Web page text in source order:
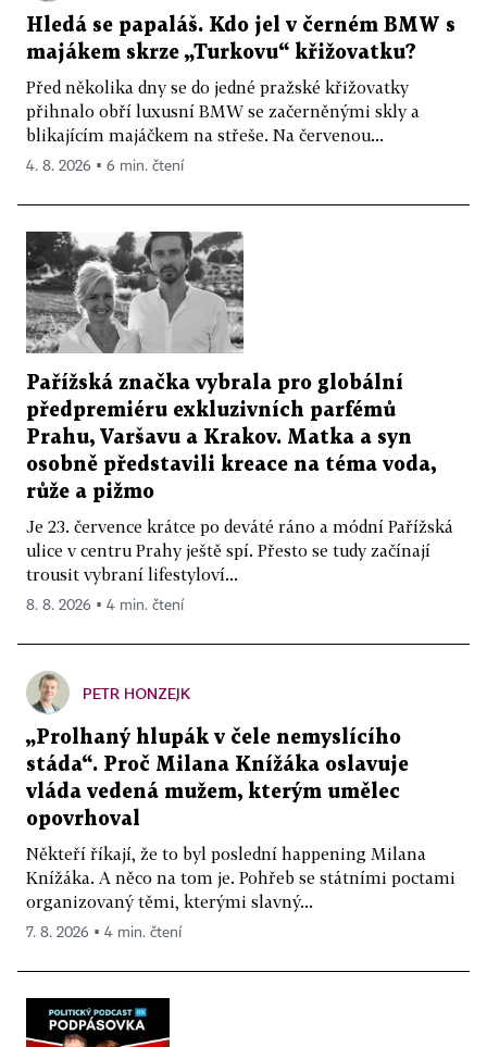
Hledá se papaláš. Kdo jel v černém BMW s
majákem skrze „Turkovu“ křižovatku?
Před několika dny se do jedné pražské křižovatky
přihnalo obří luxusní BMW se začerněnými skly a
blikajícím majáčkem na střeše. Na červenou...
4. 8. 2026 ▪ 6 min. čtení
Pařížská značka vybrala pro globální
předpremiéru exkluzivních parfémů
Prahu, Varšavu a Krakov. Matka a syn
osobně představili kreace na téma voda,
růže a pižmo
Je 23. července krátce po deváté ráno a módní Pařížská
ulice v centru Prahy ještě spí. Přesto se tudy začínají
trousit vybraní lifestyloví...
8. 8. 2026 ▪ 4 min. čtení
PETR HONZEJK
„Prolhaný hlupák v čele nemyslícího
stáda“. Proč Milana Knížáka oslavuje
vláda vedená mužem, kterým umělec
opovrhoval
Někteří říkají, že to byl poslední happening Milana
Knížáka. A něco na tom je. Pohřeb se státními poctami
organizovaný těmi, kterými slavný...
7. 8. 2026 ▪ 4 min. čtení